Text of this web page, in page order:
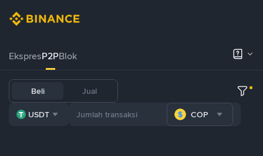
EkspresP2PBlok
Beli Jual
USDT COP